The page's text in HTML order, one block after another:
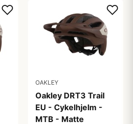
OAKLEY
Oakley DRT3 Trail
EU - Cykelhjelm -
MTB - Matte